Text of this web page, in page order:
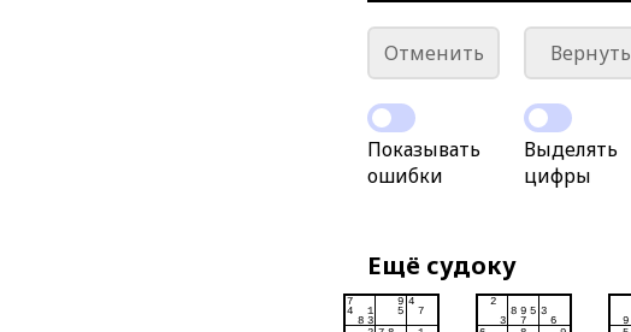
Отменить Вернуть
Показывать
ошибки
Выделять
цифры
Ещё судоку